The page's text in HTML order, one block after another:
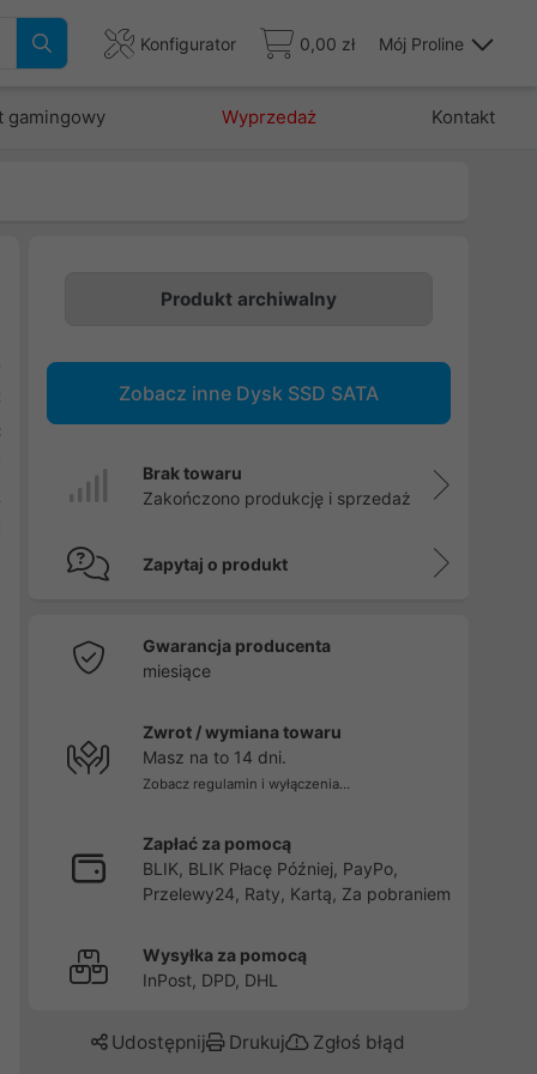
Konfigurator 0,00 zł Mój Proline
gamingowy Wyprzedaż Kontakt
Produkt archiwalny
Zobacz inne Dysk SSD SATA
Brak towaru
Zakończono produkcję i sprzedaż
Zapytaj o produkt
Gwarancja producenta
miesiące
Zwrot / wymiana towaru
Masz na to 14 dni.
Zobacz regulamin i wyłączenia...
Zapłać za pomocą
BLIK, BLIK Płacę Później, PayPo,
Przelewy24, Raty, Kartą, Za pobraniem
Wysyłka za pomocą
InPost, DPD, DHL
Udostępnij Drukuj Zgłoś błąd